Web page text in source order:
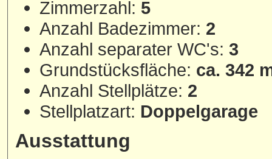
Zimmerzahl: 5
Anzahl Badezimmer: 2
Anzahl separater WC's: 3
Grundstücksfläche: ca. 342
Anzahl Stellplätze: 2
Stellplatzart: Doppelgarage
Ausstattung